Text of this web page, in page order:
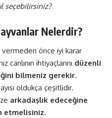
seçebilirsiniz?
Nelerdir?
önce iyi karar
canlının ihtiyaçlarını düzenli
bilmeniz gerekir.
oldukça çeşitlidir.
arkadaşlık edeceğine
etmelisiniz.